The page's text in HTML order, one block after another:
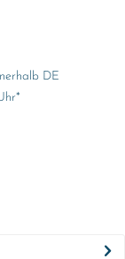
DE